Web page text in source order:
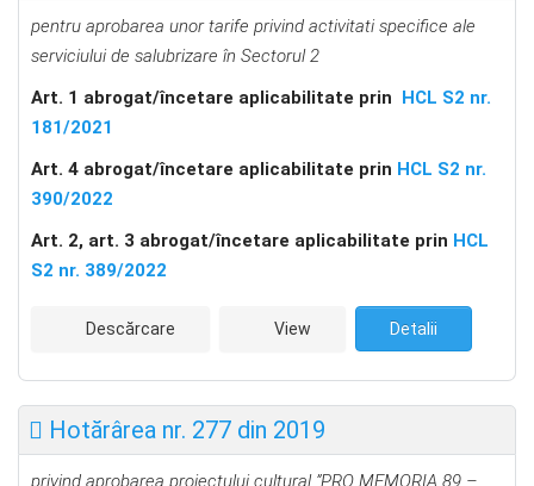
pentru aprobarea unor tarife privind activitati specifice ale
serviciului de salubrizare în Sectorul 2
Art. 1 abrogat/încetare aplicabilitate prin HCL S2 nr.
181/2021
Art. 4 abrogat/încetare aplicabilitate prin HCL S2 nr.
390/2022
Art. 2, art. 3 abrogat/încetare aplicabilitate prin HCL
S2 nr. 389/2022
Descărcare View Detalii
Hotărârea nr. 277 din 2019
privind aprobarea proiectului cultural ”PRO MEMORIA 89 –